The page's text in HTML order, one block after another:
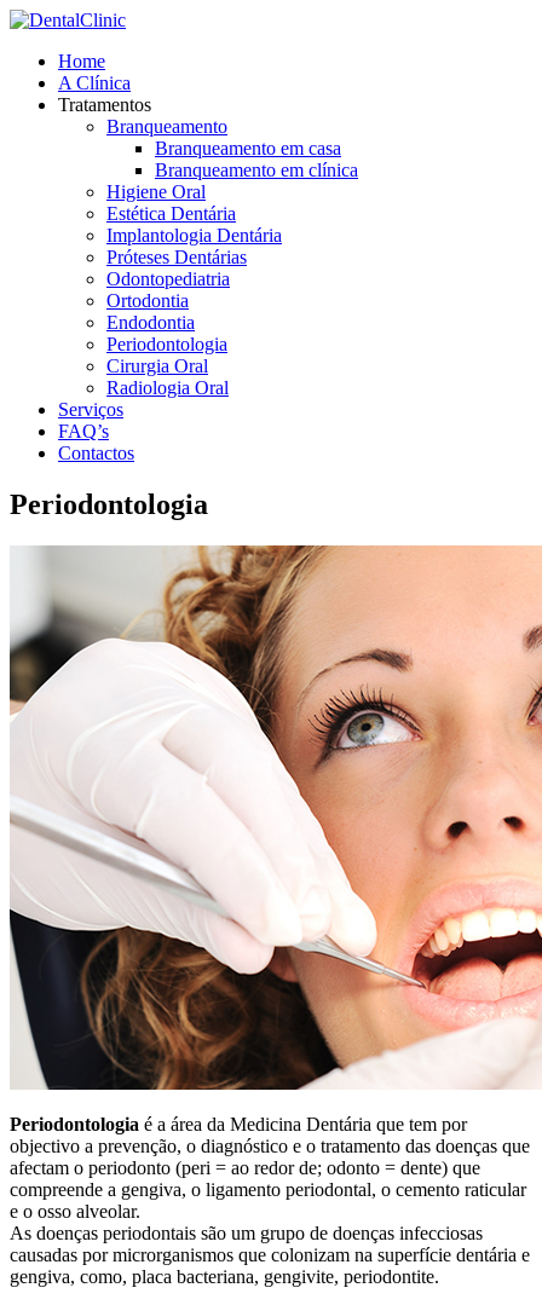
Home
A Clínica
Tratamentos
Branqueamento
Branqueamento em casa
Branqueamento em clínica
Higiene Oral
Estética Dentária
Implantologia Dentária
Próteses Dentárias
Odontopediatria
Ortodontia
Endodontia
Periodontologia
Cirurgia Oral
Radiologia Oral
Serviços
FAQ’s
Contactos
Periodontologia
Periodontologia é a área da Medicina Dentária que tem por
objectivo a prevenção, o diagnóstico e o tratamento das doenças que
afectam o periodonto (peri = ao redor de; odonto = dente) que
compreende a gengiva, o ligamento periodontal, o cemento raticular
e o osso alveolar.
As doenças periodontais são um grupo de doenças infecciosas
causadas por microrganismos que colonizam na superfície dentária e
gengiva, como, placa bacteriana, gengivite, periodontite.